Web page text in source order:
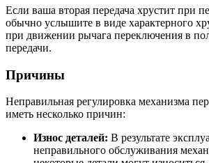
Если ваша вторая передача хрустит при
обычно услышите в виде характерного
при движении рычага переключения в
передачи.
Причины
Неправильная регулировка механизма
иметь несколько причин:
Износ деталей: В результате
неправильного обслуживания